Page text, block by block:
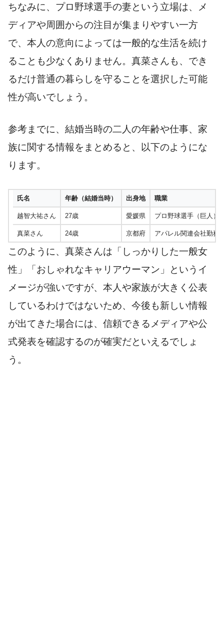
ちなみに、プロ野球選手の妻という立場は、メ
ディアや周囲からの注目が集まりやすい一方
で、本人の意向によっては一般的な生活を続け
ることも少なくありません。真菜さんも、でき
るだけ普通の暮らしを守ることを選択した可能
性が高いでしょう。
参考までに、結婚当時の二人の年齢や仕事、家
族に関する情報をまとめると、以下のようにな
ります。
氏名 年齢（結婚当時） 出身地 職業
越智大祐さん 27歳 愛媛県 プロ野球選手（巨人）
真菜さん 24歳 京都府 アパレル関連会社勤務
このように、真菜さんは「しっかりした一般女
性」「おしゃれなキャリアウーマン」というイ
メージが強いですが、本人や家族が大きく公表
しているわけではないため、今後も新しい情報
が出てきた場合には、信頼できるメディアや公
式発表を確認するのが確実だといえるでしょ
う。